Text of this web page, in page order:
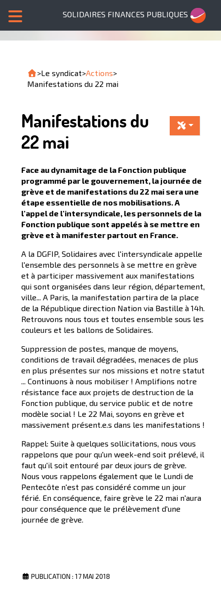
SOLIDAIRES FINANCES PUBLIQUES
>Le syndicat>Actions>
Manifestations du 22 mai
Manifestations du
22 mai
Face au dynamitage de la Fonction publique
programmé par le gouvernement, la journée de
grève et de manifestations du 22 mai sera une
étape essentielle de nos mobilisations. A
l'appel de l'intersyndicale, les personnels de la
Fonction publique sont appelés à se mettre en
grève et à manifester partout en France.
A la DGFIP, Solidaires avec l'intersyndicale appelle
l'ensemble des personnels à se mettre en grève
et à participer massivement aux manifestations
qui sont organisées dans leur région, département,
ville... A Paris, la manifestation partira de la place
de la République direction Nation via Bastille à 14h.
Retrouvons nous tous et toutes ensemble sous les
couleurs et les ballons de Solidaires.
Suppression de postes, manque de moyens,
conditions de travail dégradées, menaces de plus
en plus présentes sur nos missions et notre statut
... Continuons à nous mobiliser ! Amplifions notre
résistance face aux projets de destruction de la
Fonction publique, du service public et de notre
modèle social ! Le 22 Mai, soyons en grève et
massivement présent.e.s dans les manifestations !
Rappel: Suite à quelques sollicitations, nous vous
rappelons que pour qu'un week-end soit prélevé, il
faut qu'il soit entouré par deux jours de grève.
Nous vous rappelons également que le Lundi de
Pentecôte n'est pas considéré comme un jour
férié. En conséquence, faire grève le 22 mai n'aura
pour conséquence que le prélèvement d'une
journée de grève.
PUBLICATION : 17 MAI 2018